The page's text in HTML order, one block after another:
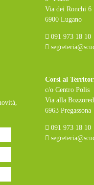
Via dei Ronchi 6
6900 Lugano
091 973 18 10
Corsi al
c/o Centro Polis
Via alla
6963 Pregassona
091 973 18 10